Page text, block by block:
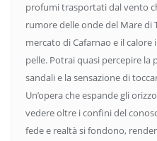
profumi trasportati dal vento
rumore delle onde del Mare di
mercato di Cafarnao e il
pelle. Potrai quasi percepire
sandali e la sensazione di
Un’opera che espande gli
vedere oltre i confini del
fede e realtà si fondono,